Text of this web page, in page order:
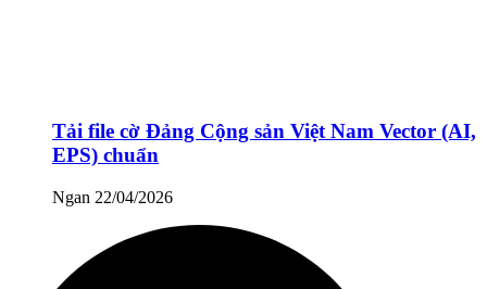
Tải file cờ Đảng Cộng sản Việt Nam Vector (AI,
EPS) chuẩn
Ngan 22/04/2026